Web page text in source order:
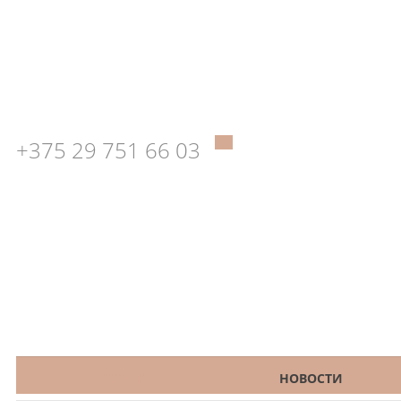
+375 29 751 66 03
НОВОСТИ